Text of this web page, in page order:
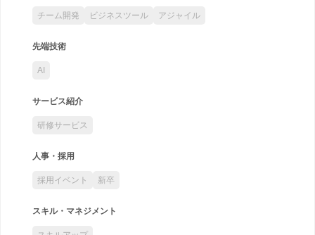
チーム開発 ビジネスツール アジャイル
先端技術
AI
サービス紹介
研修サービス
人事・採用
採用イベント 新卒
スキル・マネジメント